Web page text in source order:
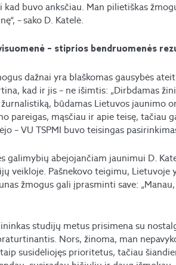
kad buvo anksčiau. Man pilietiškas
– sako D. Katelė.
– stiprios bendruomenės
dažnai yra blaškomas gausybės
kad ir jis – ne išimtis: „Dirbdamas
būdamas Lietuvos jaunimo
pareigas, mąsčiau ir apie teisę, tačiau
– VU TSPMI buvo teisingas
galimybių abejojančiam jaunimui D.
veikloje. Pašnekovo teigimu,
žmogus gali įprasminti save:
studijų metus prisimena su
Nors, žinoma, man
susidėliojęs prioritetus, tačiau